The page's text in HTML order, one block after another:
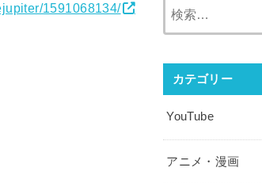
1591068134/
カテゴリー
YouTube
アニメ・漫画